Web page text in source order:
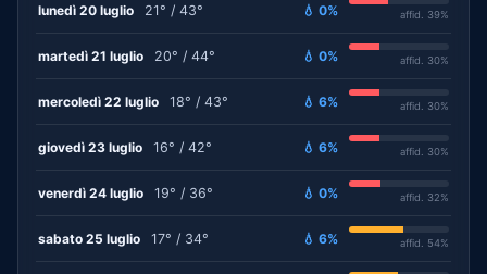
lunedì 20 luglio 21° / 43° 💧 0% affid. 39%
martedì 21 luglio 20° / 44° 💧 0% affid. 30%
mercoledì 22 luglio 18° / 43° 💧 6% affid. 30%
giovedì 23 luglio 16° / 42° 💧 6% affid. 30%
venerdì 24 luglio 19° / 36° 💧 0% affid. 32%
sabato 25 luglio 17° / 34° 💧 6% affid. 54%